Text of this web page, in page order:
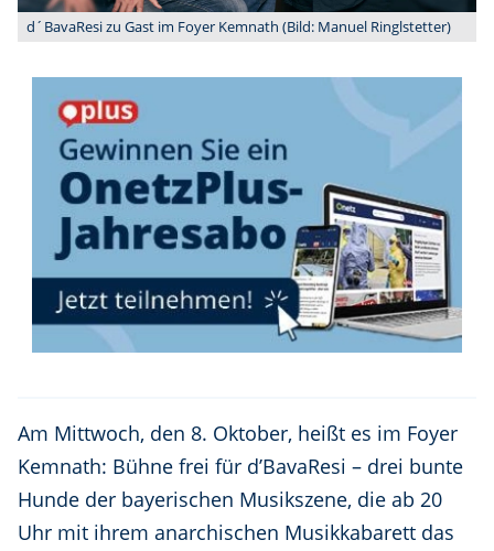
d´BavaResi zu Gast im Foyer Kemnath (Bild: Manuel Ringlstetter)
Am Mittwoch, den 8. Oktober, heißt es im Foyer
Kemnath: Bühne frei für d’BavaResi – drei bunte
Hunde der bayerischen Musikszene, die ab 20
Uhr mit ihrem anarchischen Musikkabarett das